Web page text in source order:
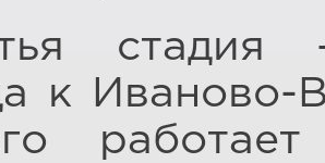
стадия
к Иваново-